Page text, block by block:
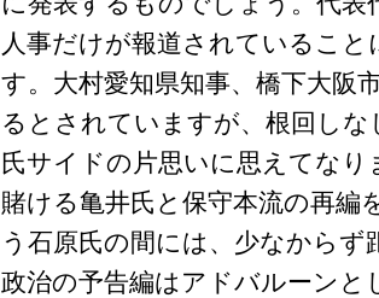
人事だけが報道されているこ
す。大村愛知県知事、橋下大阪
るとされていますが、根回し
氏サイドの片思いに思えてなり
賭ける亀井氏と保守本流の再編
う石原氏の間には、少なから
政治の予告編はアドバルーンと